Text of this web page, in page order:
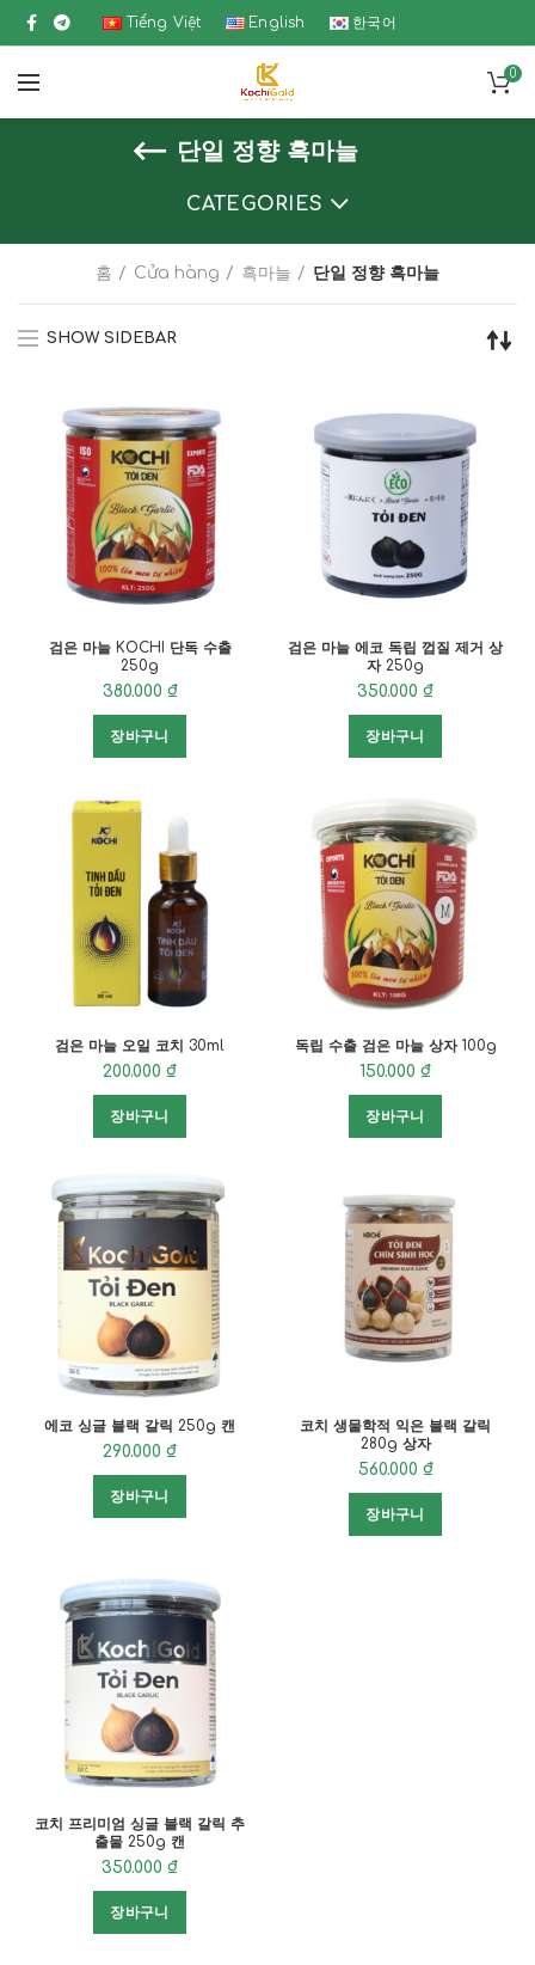
Tiếng Việt English 한국어
0
단일 정향 흑마늘
CATEGORIES
홈 Cửa hàng 흑마늘 단일 정향 흑마늘
SHOW SIDEBAR
검은 마늘 KOCHI 단독 수출
250g
380.000 ₫
장바구니
검은 마늘 에코 독립 껍질 제거 상
자 250g
350.000 ₫
장바구니
검은 마늘 오일 코치 30ml
200.000 ₫
장바구니
독립 수출 검은 마늘 상자 100g
150.000 ₫
장바구니
에코 싱글 블랙 갈릭 250g 캔
290.000 ₫
장바구니
코치 생물학적 익은 블랙 갈릭
280g 상자
560.000 ₫
장바구니
코치 프리미엄 싱글 블랙 갈릭 추
출물 250g 캔
350.000 ₫
장바구니